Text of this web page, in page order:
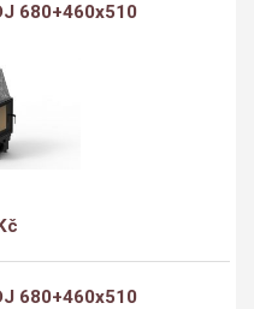
680+460x510
680+460x510